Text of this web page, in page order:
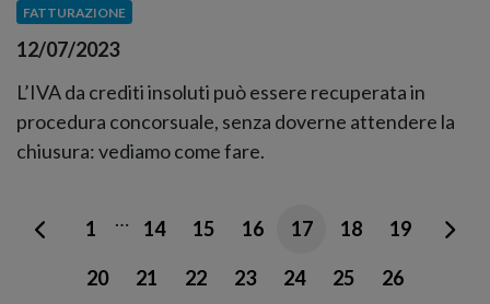
FATTURAZIONE
12/07/2023
L’IVA da crediti insoluti può essere recuperata in
procedura concorsuale, senza doverne attendere la
chiusura: vediamo come fare.
1 … 14 15 16 17 18 19
20 21 22 23 24 25 26